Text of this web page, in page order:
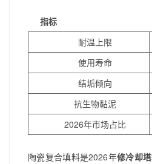
指标
耐温上限
使用寿命
结垢倾向
抗生物黏泥
2026年市场占比
陶瓷复合填料是2026年修冷却